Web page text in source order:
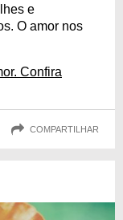
e
O amor nos
Confira
COMPARTILHAR